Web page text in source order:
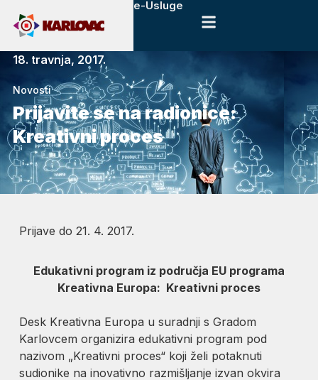
e-Usluge
18. travnja, 2017.
Novosti
Prijavite se na radionice:
Kreativni proces
Prijave do 21. 4. 2017.
Edukativni program iz područja EU programa
Kreativna Europa: Kreativni proces
Desk Kreativna Europa u suradnji s Gradom
Karlovcem organizira edukativni program pod
nazivom „Kreativni proces“ koji želi potaknuti
sudionike na inovativno razmišljanje izvan okvira